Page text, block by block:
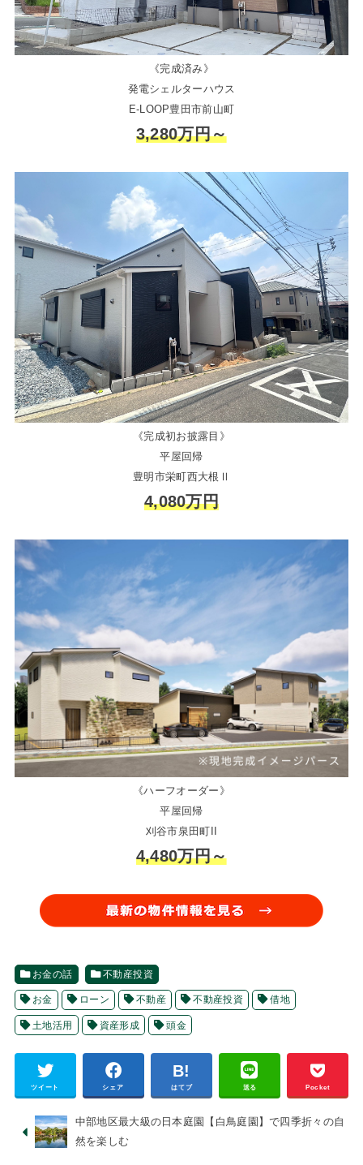
《完成済み》
発電シェルターハウス
E-LOOP豊田市前山町
3,280万円～
《完成初お披露目》
平屋回帰
豊明市栄町西大根Ⅱ
4,080万円
《ハーフオーダー》
平屋回帰
刈谷市泉田町II
4,480万円～
お金の話 不動産投資
お金 ローン 不動産 不動産投資 借地
土地活用 資産形成 頭金
ツイート シェア はてブ 送る Pocket
中部地区最大級の日本庭園【白鳥庭園】で四季折々の自
然を楽しむ